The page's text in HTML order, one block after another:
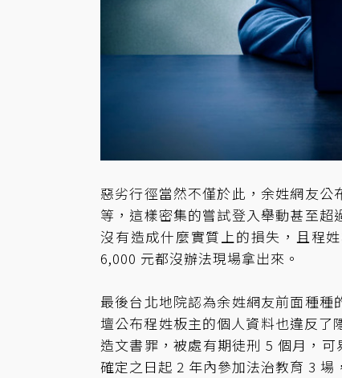
惡劣行徑當然不僅於此，余姓網友
等，這樣密集的嘗試登入舉動甚至
沒有造成什麼實質上的損失，且程
6,000 元都沒辦法現場拿出來。
最後台北地院認為余姓網友前面種
壇公布程姓板主的個人資料也違反
造文書罪，被處有期徒刑 5 個月，
確定之日起 2 年內參加法治教育 3 場